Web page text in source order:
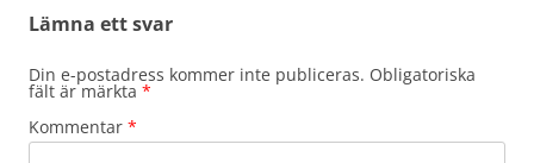
Lämna ett svar
Din e-postadress kommer inte publiceras. Obligatoriska
fält är märkta *
Kommentar *